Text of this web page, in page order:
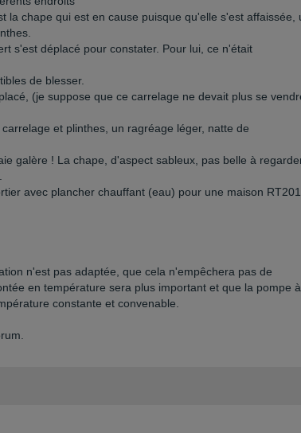
chape qui est en cause puisque qu'elle s'est affaissée,
s'est déplacé pour constater. Pour lui, ce n'était
de blesser.
(je suppose que ce carrelage ne devait plus se
et plinthes, un ragréage léger, natte de
galère ! La chape, d'aspect sableux, pas belle à
avec plancher chauffant (eau) pour une maison
n'est pas adaptée, que cela n'empêchera pas de
en température sera plus important et que la pompe à
constante et convenable.